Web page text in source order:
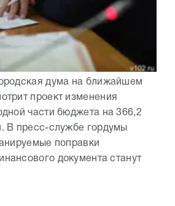
дума на ближайшем
проект изменения
части бюджета на 366,2
В пресс-службе гордумы
поправки
документа станут